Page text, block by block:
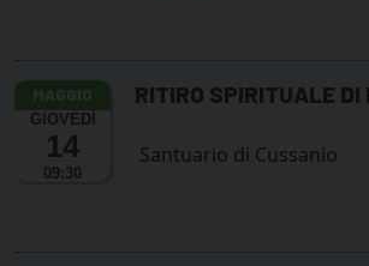
GIOVEDÌ
14
09:30
RITIRO SPIRITUALE DI
Santuario di Cussanio